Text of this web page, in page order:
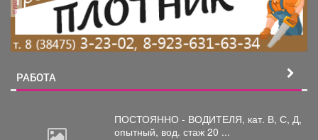
РАБОТА
ПОСТОЯННО - ВОДИТЕЛЯ, кат. В, С, Д,
опытный, вод. стаж 20 ...